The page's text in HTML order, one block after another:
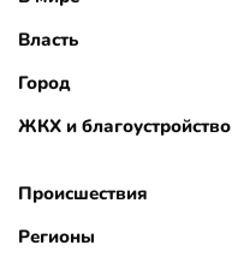
Власть
Город
ЖКХ и благоустройство
Происшествия
Регионы